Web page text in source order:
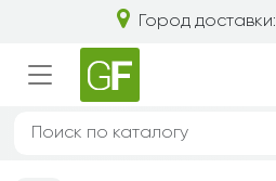
Город доставки: